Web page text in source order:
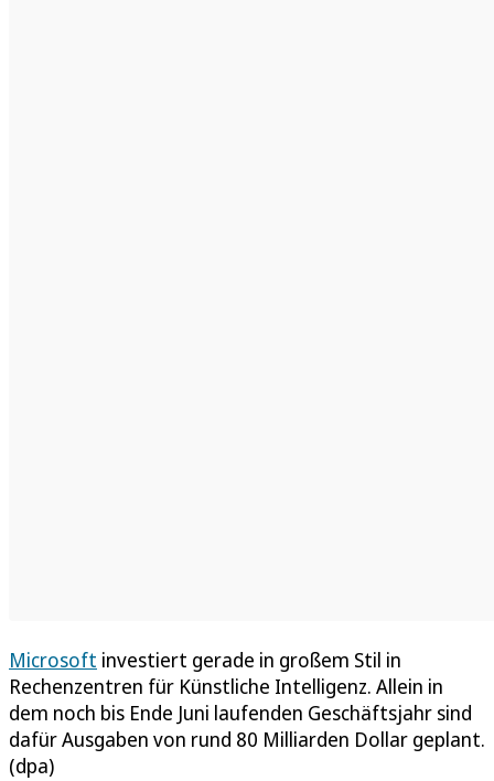
Microsoft investiert gerade in großem Stil in
Rechenzentren für Künstliche Intelligenz. Allein in
dem noch bis Ende Juni laufenden Geschäftsjahr sind
dafür Ausgaben von rund 80 Milliarden Dollar geplant.
(dpa)